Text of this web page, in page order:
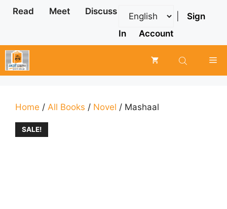
Skip
Read Meet Discuss
Sign
In
Account
Home / All Books / Novel / Mashaal
SALE!